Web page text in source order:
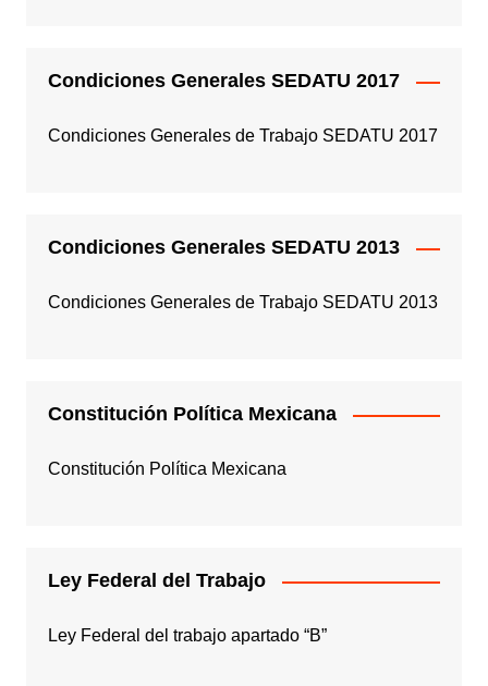
Condiciones Generales SEDATU 2017
Condiciones Generales de Trabajo SEDATU 2017
Condiciones Generales SEDATU 2013
Condiciones Generales de Trabajo SEDATU 2013
Constitución Política Mexicana
Constitución Política Mexicana
Ley Federal del Trabajo
Ley Federal del trabajo apartado “B”